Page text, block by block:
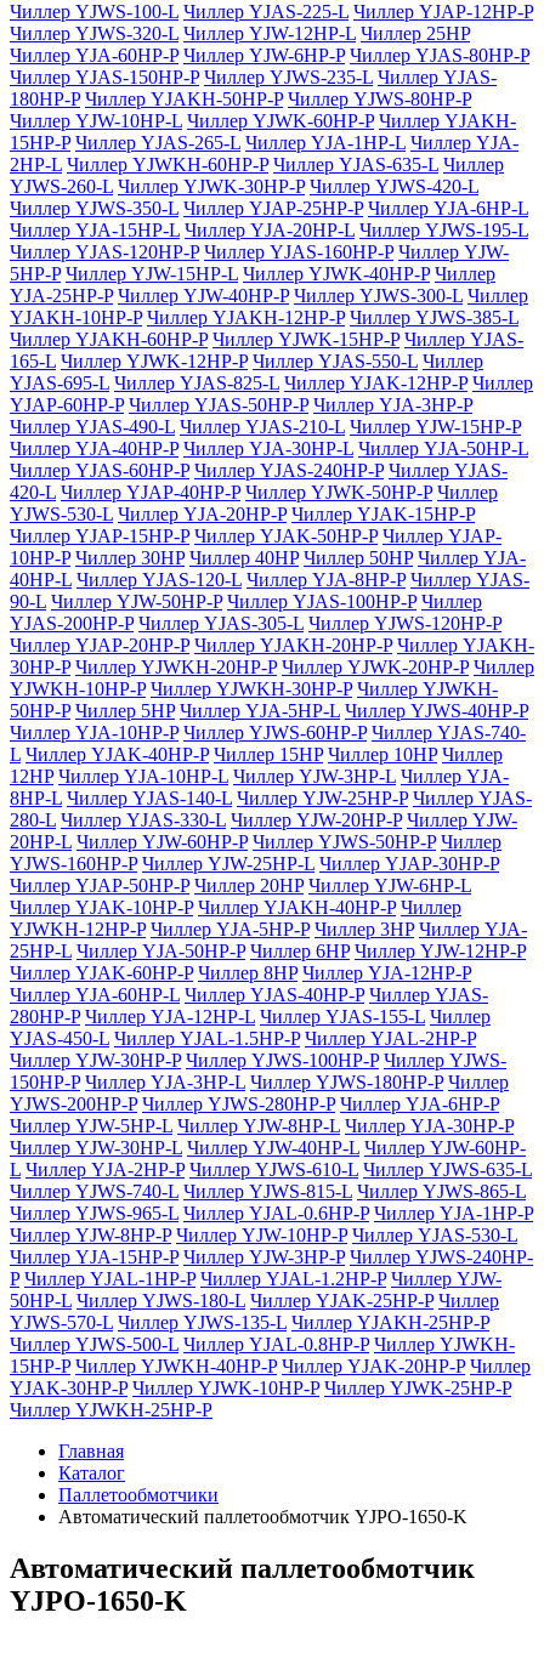
Чиллер YJWS-100-L Чиллер YJAS-225-L Чиллер YJAP-12HP-P
Чиллер YJWS-320-L Чиллер YJW-12HP-L Чиллер 25HP
Чиллер YJA-60HP-P Чиллер YJW-6HP-P Чиллер YJAS-80HP-P
Чиллер YJAS-150HP-P Чиллер YJWS-235-L Чиллер YJAS-
180HP-P Чиллер YJAKH-50HP-P Чиллер YJWS-80HP-P
Чиллер YJW-10HP-L Чиллер YJWK-60HP-P Чиллер YJAKH-
15HP-P Чиллер YJAS-265-L Чиллер YJA-1HP-L Чиллер YJA-
2HP-L Чиллер YJWKH-60HP-P Чиллер YJAS-635-L Чиллер
YJWS-260-L Чиллер YJWK-30HP-P Чиллер YJWS-420-L
Чиллер YJWS-350-L Чиллер YJAP-25HP-P Чиллер YJA-6HP-L
Чиллер YJA-15HP-L Чиллер YJA-20HP-L Чиллер YJWS-195-L
Чиллер YJAS-120HP-P Чиллер YJAS-160HP-P Чиллер YJW-
5HP-P Чиллер YJW-15HP-L Чиллер YJWK-40HP-P Чиллер
YJA-25HP-P Чиллер YJW-40HP-P Чиллер YJWS-300-L Чиллер
YJAKH-10HP-P Чиллер YJAKH-12HP-P Чиллер YJWS-385-L
Чиллер YJAKH-60HP-P Чиллер YJWK-15HP-P Чиллер YJAS-
165-L Чиллер YJWK-12HP-P Чиллер YJAS-550-L Чиллер
YJAS-695-L Чиллер YJAS-825-L Чиллер YJAK-12HP-P Чиллер
YJAP-60HP-P Чиллер YJAS-50HP-P Чиллер YJA-3HP-P
Чиллер YJAS-490-L Чиллер YJAS-210-L Чиллер YJW-15HP-P
Чиллер YJA-40HP-P Чиллер YJA-30HP-L Чиллер YJA-50HP-L
Чиллер YJAS-60HP-P Чиллер YJAS-240HP-P Чиллер YJAS-
420-L Чиллер YJAP-40HP-P Чиллер YJWK-50HP-P Чиллер
YJWS-530-L Чиллер YJA-20HP-P Чиллер YJAK-15HP-P
Чиллер YJAP-15HP-P Чиллер YJAK-50HP-P Чиллер YJAP-
10HP-P Чиллер 30HP Чиллер 40HP Чиллер 50HP Чиллер YJA-
40HP-L Чиллер YJAS-120-L Чиллер YJA-8HP-P Чиллер YJAS-
90-L Чиллер YJW-50HP-P Чиллер YJAS-100HP-P Чиллер
YJAS-200HP-P Чиллер YJAS-305-L Чиллер YJWS-120HP-P
Чиллер YJAP-20HP-P Чиллер YJAKH-20HP-P Чиллер YJAKH-
30HP-P Чиллер YJWKH-20HP-P Чиллер YJWK-20HP-P Чиллер
YJWKH-10HP-P Чиллер YJWKH-30HP-P Чиллер YJWKH-
50HP-P Чиллер 5HP Чиллер YJA-5HP-L Чиллер YJWS-40HP-P
Чиллер YJA-10HP-P Чиллер YJWS-60HP-P Чиллер YJAS-740-
L Чиллер YJAK-40HP-P Чиллер 15HP Чиллер 10HP Чиллер
12HP Чиллер YJA-10HP-L Чиллер YJW-3HP-L Чиллер YJA-
8HP-L Чиллер YJAS-140-L Чиллер YJW-25HP-P Чиллер YJAS-
280-L Чиллер YJAS-330-L Чиллер YJW-20HP-P Чиллер YJW-
20HP-L Чиллер YJW-60HP-P Чиллер YJWS-50HP-P Чиллер
YJWS-160HP-P Чиллер YJW-25HP-L Чиллер YJAP-30HP-P
Чиллер YJAP-50HP-P Чиллер 20HP Чиллер YJW-6HP-L
Чиллер YJAK-10HP-P Чиллер YJAKH-40HP-P Чиллер
YJWKH-12HP-P Чиллер YJA-5HP-P Чиллер 3HP Чиллер YJA-
25HP-L Чиллер YJA-50HP-P Чиллер 6HP Чиллер YJW-12HP-P
Чиллер YJAK-60HP-P Чиллер 8HP Чиллер YJA-12HP-P
Чиллер YJA-60HP-L Чиллер YJAS-40HP-P Чиллер YJAS-
280HP-P Чиллер YJA-12HP-L Чиллер YJAS-155-L Чиллер
YJAS-450-L Чиллер YJAL-1.5HP-P Чиллер YJAL-2HP-P
Чиллер YJW-30HP-P Чиллер YJWS-100HP-P Чиллер YJWS-
150HP-P Чиллер YJA-3HP-L Чиллер YJWS-180HP-P Чиллер
YJWS-200HP-P Чиллер YJWS-280HP-P Чиллер YJA-6HP-P
Чиллер YJW-5HP-L Чиллер YJW-8HP-L Чиллер YJA-30HP-P
Чиллер YJW-30HP-L Чиллер YJW-40HP-L Чиллер YJW-60HP-
L Чиллер YJA-2HP-P Чиллер YJWS-610-L Чиллер YJWS-635-L
Чиллер YJWS-740-L Чиллер YJWS-815-L Чиллер YJWS-865-L
Чиллер YJWS-965-L Чиллер YJAL-0.6HP-P Чиллер YJA-1HP-P
Чиллер YJW-8HP-P Чиллер YJW-10HP-P Чиллер YJAS-530-L
Чиллер YJA-15HP-P Чиллер YJW-3HP-P Чиллер YJWS-240HP-
P Чиллер YJAL-1HP-P Чиллер YJAL-1.2HP-P Чиллер YJW-
50HP-L Чиллер YJWS-180-L Чиллер YJAK-25HP-P Чиллер
YJWS-570-L Чиллер YJWS-135-L Чиллер YJAKH-25HP-P
Чиллер YJWS-500-L Чиллер YJAL-0.8HP-P Чиллер YJWKH-
15HP-P Чиллер YJWKH-40HP-P Чиллер YJAK-20HP-P Чиллер
YJAK-30HP-P Чиллер YJWK-10HP-P Чиллер YJWK-25HP-P
Чиллер YJWKH-25HP-P
Главная
Каталог
Паллетообмотчики
Автоматический паллетообмотчик YJPO-1650-K
Автоматический паллетообмотчик
YJPO-1650-K